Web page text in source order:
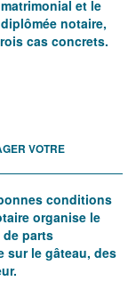
communauté, le
et le
notaire,
cas concrets.
VOTRE
conditions
organise le
parts
le gâteau, des